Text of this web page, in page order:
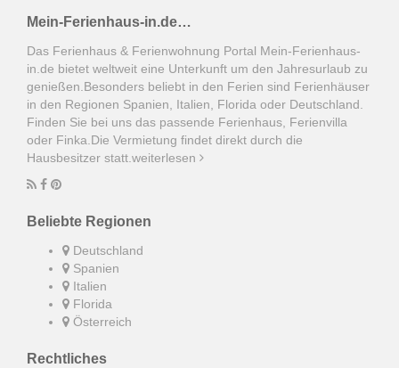
Mein-Ferienhaus-in.de…
Das Ferienhaus & Ferienwohnung Portal Mein-Ferienhaus-
in.de bietet weltweit eine Unterkunft um den Jahresurlaub zu
genießen.Besonders beliebt in den Ferien sind Ferienhäuser
in den Regionen Spanien, Italien, Florida oder Deutschland.
Finden Sie bei uns das passende Ferienhaus, Ferienvilla
oder Finka.Die Vermietung findet direkt durch die
Hausbesitzer statt. weiterlesen
Beliebte Regionen
Deutschland
Spanien
Italien
Florida
Österreich
Rechtliches